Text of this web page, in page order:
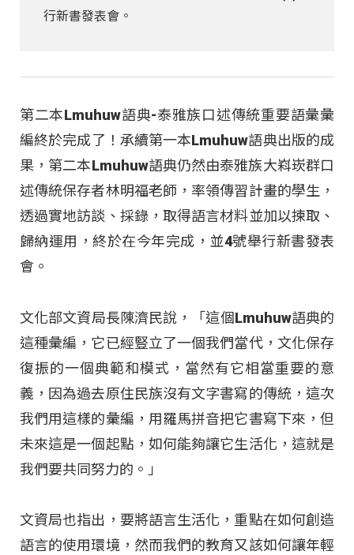
行新書發表會。
第二本Lmuhuw語典-泰雅族口述傳統重要語彙彙
編終於完成了！承續第一本Lmuhuw語典出版的成
果，第二本Lmuhuw語典仍然由泰雅族大嵙崁群口
述傳統保存者林明福老師，率領傳習計畫的學生，
透過實地訪談、採錄，取得語言材料並加以揀取、
歸納運用，終於在今年完成，並4號舉行新書發表
會。
文化部文資局長陳濟民說，「這個Lmuhuw語典的
這種彙編，它已經豎立了一個我們當代，文化保存
復振的一個典範和模式，當然有它相當重要的意
義，因為過去原住民族沒有文字書寫的傳統，這次
我們用這樣的彙編，用羅馬拼音把它書寫下來，但
未來這是一個起點，如何能夠讓它生活化，這就是
我們要共同努力的。」
文資局也指出，要將語言生活化，重點在如何創造
語言的使用環境，然而我們的教育又該如何讓年輕